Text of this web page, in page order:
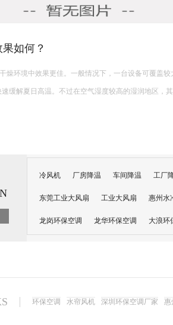
如何？
燥环境中效果更佳。一般情况下，一台设备可覆盖较
缓解夏日高温。不过在空气湿度较高的湿润地区，
冷风机 厂房降温 车间降温 工厂
东莞工业大风扇 工业大风扇 惠州水
龙岗环保空调 龙华环保空调 大浪环
环保空调 水帘风机 深圳环保空调厂家 惠